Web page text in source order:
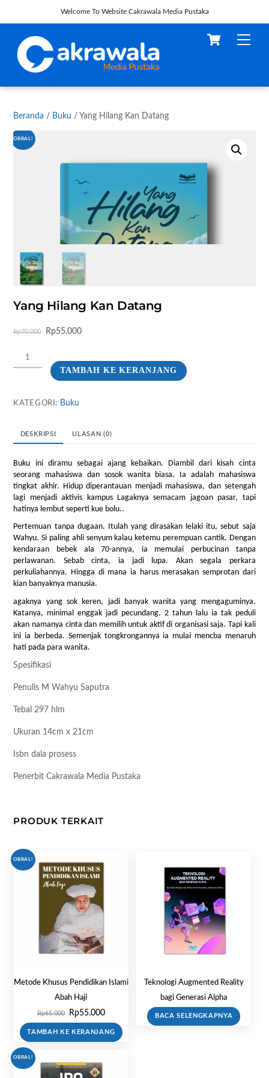
Welcome To Website Cakrawala Media Pustaka
content
Cart
Beranda / Buku / Yang Hilang Kan Datang
OBRAL!
Yang Hilang Kan Datang
Rp70.000
Harga
Rp70.000.
Rp55.000Harga
adalah:
Rp55.000.
Kuantitas
Yang
Datang
TAMBAH KE KERANJANG
KATEGORI: Buku
DESKRIPSI ULASAN (0)
Buku ini diramu sebagai ajang kebaikan. Diambil dari kisah cinta
seorang mahasiswa dan sosok wanita biasa. Ia adalah mahasiswa
tingkat akhir. Hidup diperantauan menjadi mahasiswa, dan setengah
lagi menjadi aktivis kampus Lagaknya semacam jagoan pasar, tapi
hatinya lembut seperti kue bolu..
Pertemuan tanpa dugaan. Itulah yang dirasakan lelaki itu, sebut saja
Wahyu. Si paling ahli senyum kalau ketemu perempuan cantik. Dengan
kendaraan bebek ala 70-annya, ia memulai perbucinan tanpa
perlawanan. Sebab cinta, ia jadi lupa. Akan segala perkara
perkuliahannya. Hingga di mana ia harus merasakan semprotan dari
kian banyaknya manusia.
agaknya yang sok keren, jadi banyak wanita yang mengaguminya.
Katanya, minimal enggak jadi pecundang. 2 tahun lalu ia tak peduli
akan namanya cinta dan memilih untuk aktif di organisasi saja. Tapi kali
ini ia berbeda. Semenjak tongkrongannya ia mulai mencba menaruh
hati pada para wanita.
Spesifikasi
Penulis M Wahyu Saputra
Tebal 297 hlm
Ukuran 14cm x 21cm
Isbn dala prosess
Penerbit Cakrawala Media Pustaka
PRODUK TERKAIT
OBRAL!
Metode Khusus Pendidikan Islami
Abah Haji
Rp65.000
Harga
aslinya
Rp55.000Harga
saat
TAMBAH KE KERANJANG
Teknologi Augmented Reality
bagi Generasi Alpha
BACA SELENGKAPNYA
OBRAL!